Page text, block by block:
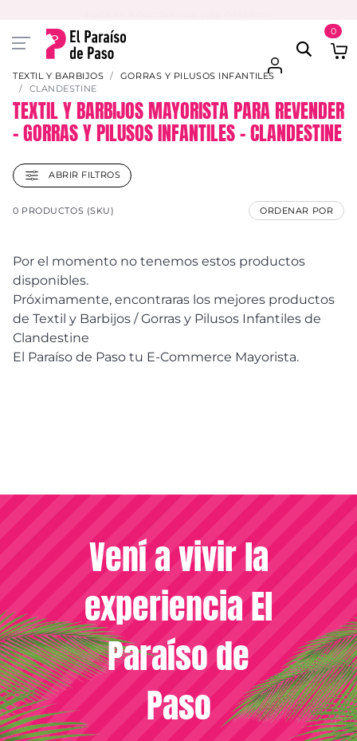
0
TEXTIL Y BARBIJOS
GORRAS Y PILUSOS INFANTILES
CLANDESTINE
TEXTIL Y BARBIJOS MAYORISTA PARA REVENDER
– GORRAS Y PILUSOS INFANTILES – CLANDESTINE
ABRIR FILTROS
0 PRODUCTOS (SKU) ORDENAR POR
Por el momento no tenemos estos productos
disponibles.
Próximamente, encontraras los mejores productos
de Textil y Barbijos / Gorras y Pilusos Infantiles de
Clandestine
El Paraíso de Paso tu E-Commerce Mayorista.
Vení a vivir la
experiencia El
Paraíso de
Paso